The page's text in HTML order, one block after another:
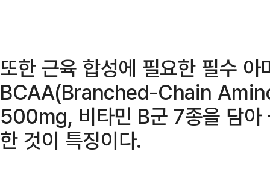
또한 근육 합성에 필요한 필수
BCAA(Branched-Chain
500mg, 비타민 B군 7종을 담아
한 것이 특징이다.